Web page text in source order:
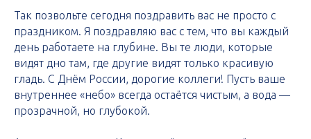
Так позвольте сегодня поздравить вас не просто с
праздником. Я поздравляю вас с тем, что вы каждый
день работаете на глубине. Вы те люди, которые
видят дно там, где другие видят только красивую
гладь. С Днём России, дорогие коллеги! Пусть ваше
внутреннее «небо» всегда остаётся чистым, а вода —
прозрачной, но глубокой.